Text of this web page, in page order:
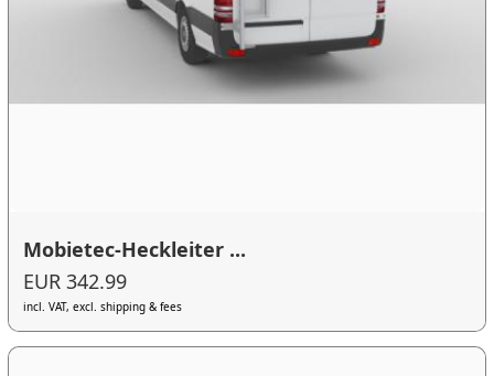
Mobietec-Heckleiter ...
EUR 342.99
incl. VAT, excl. shipping & fees